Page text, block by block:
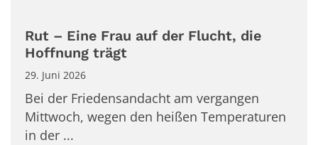
Rut – Eine Frau auf der Flucht, die
Hoffnung trägt
29. Juni 2026
Bei der Friedensandacht am vergangen
Mittwoch, wegen den heißen Temperaturen
in der ...